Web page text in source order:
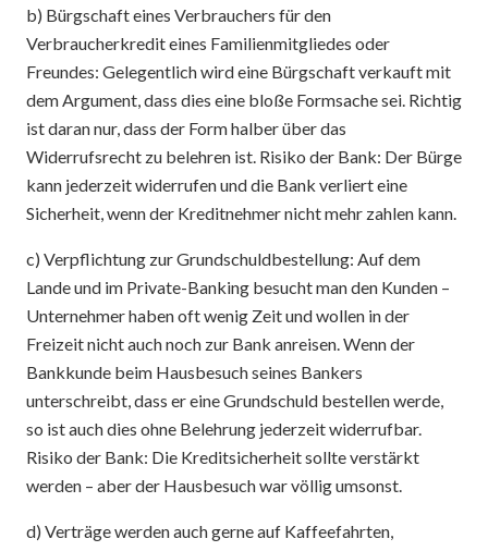
b) Bürgschaft eines Verbrauchers für den
Verbraucherkredit eines Familienmitgliedes oder
Freundes: Gelegentlich wird eine Bürgschaft verkauft mit
dem Argument, dass dies eine bloße Formsache sei. Richtig
ist daran nur, dass der Form halber über das
Widerrufsrecht zu belehren ist. Risiko der Bank: Der Bürge
kann jederzeit widerrufen und die Bank verliert eine
Sicherheit, wenn der Kreditnehmer nicht mehr zahlen kann.
c) Verpflichtung zur Grundschuldbestellung: Auf dem
Lande und im Private-Banking besucht man den Kunden –
Unternehmer haben oft wenig Zeit und wollen in der
Freizeit nicht auch noch zur Bank anreisen. Wenn der
Bankkunde beim Hausbesuch seines Bankers
unterschreibt, dass er eine Grundschuld bestellen werde,
so ist auch dies ohne Belehrung jederzeit widerrufbar.
Risiko der Bank: Die Kreditsicherheit sollte verstärkt
werden – aber der Hausbesuch war völlig umsonst.
d) Verträge werden auch gerne auf Kaffeefahrten,